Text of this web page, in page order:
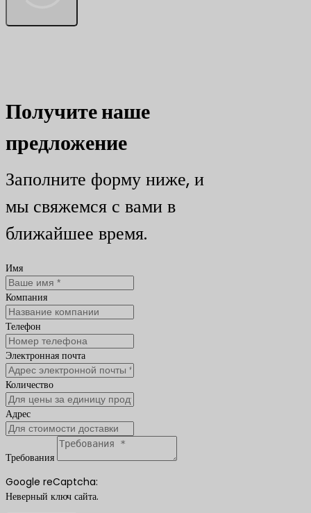
Получите наше
предложение
Заполните форму ниже, и
мы свяжемся с вами в
ближайшее время.
Имя
Компания
Телефон
Электронная почта
Количество
Адрес
Требования
Google reCaptcha:
Неверный ключ сайта.